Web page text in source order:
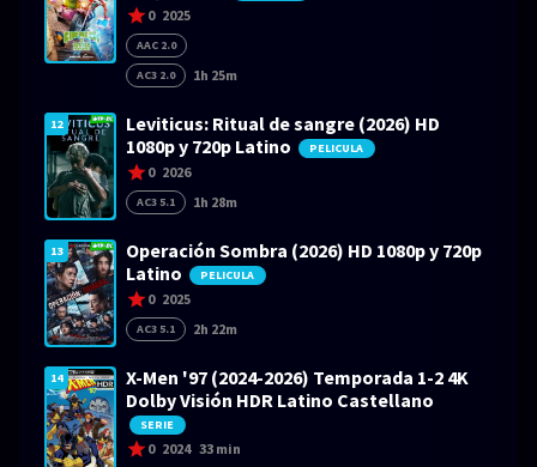
0 2025
AAC 2.0
AC3 2.0
1h 25m
12
Leviticus: Ritual de sangre (2026) HD
1080p y 720p Latino
PELICULA
0 2026
AC3 5.1 1h 28m
13
Operación Sombra (2026) HD 1080p y 720p
Latino
PELICULA
0 2025
AC3 5.1 2h 22m
14
X-Men '97 (2024-2026) Temporada 1-2 4K
Dolby Visión HDR Latino Castellano
SERIE
0 2024 33 min